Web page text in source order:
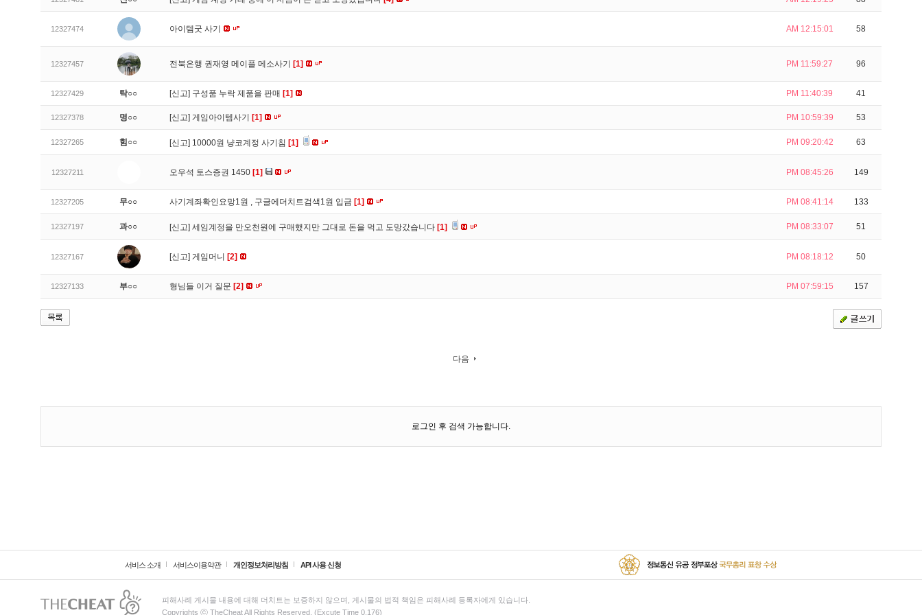
12327474 아이템굿 사기 AM 12:15:01 58
12327457 전북은행 권재영 메이플 메소사기 [1] PM 11:59:27 96
12327429 탁○○ [신고] 구성품 누락 제품을 판매 [1] PM 11:40:39 41
12327378 명○○ [신고] 게임아이템사기 [1] PM 10:59:39 53
12327265 힘○○ [신고] 10000원 냥코계정 사기침 [1] PM 09:20:42 63
12327211 오우석 토스증권 1450 [1] PM 08:45:26 149
12327205 무○○ 사기계좌확인요망1원 , 구글에더치트검색1원 입금 [1] PM 08:41:14 133
12327197 과○○ [신고] 세임계정을 만오천원에 구매했지만 그대로 돈을 먹고 도망갔습니다 [1] PM 08:33:07 51
12327167 [신고] 게임머니 [2] PM 08:18:12 50
12327133 부○○ 형님들 이거 질문 [2] PM 07:59:15 157
다음
로그인 후 검색 가능합니다.
서비스 소개 서비스이용약관 개인정보처리방침 API 사용 신청
피해사례 게시물 내용에 대해 더치트는 보증하지 않으며, 게시물의 법적 책임은 피해사례 등록자에게 있습니다.
Copyrights ⓒ TheCheat All Rights Reserved. (Excute Time 0.176)